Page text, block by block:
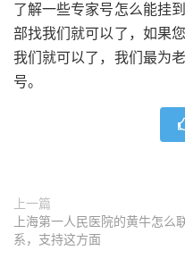
了解一些专家号怎么能挂
部找我们就可以了，如果
我们就可以了，我们最为
号。
上一篇
上海第一人民医院的黄牛怎么
系，支持这方面